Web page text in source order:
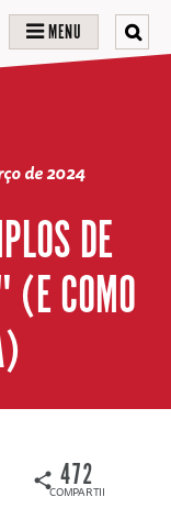
MENU
de 2024
DE
(E COMO
COMPARTILHAMENTOS
472